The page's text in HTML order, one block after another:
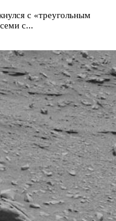
с «треугольным
с...